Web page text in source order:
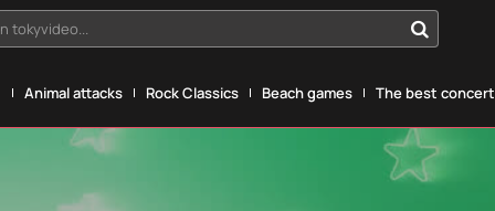
tokyvideo...
Animal attacks Rock Classics Beach games The best